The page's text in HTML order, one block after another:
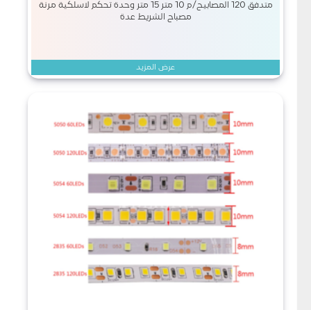
متدفق 120 المصابيح/م 10 متر 15 متر وحدة تحكم لاسلكية مرنة
مصباح الشريط عدة
عرض المزيد